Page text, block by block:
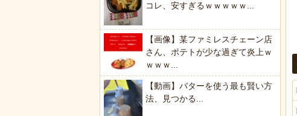
コレ、安すぎるｗｗｗｗｗ...
【画像】某ファミレスチェーン店
さん、ポテトが少な過ぎて炎上ｗ
ｗｗｗ...
【動画】バターを使う最も賢い方
法、見つかる...